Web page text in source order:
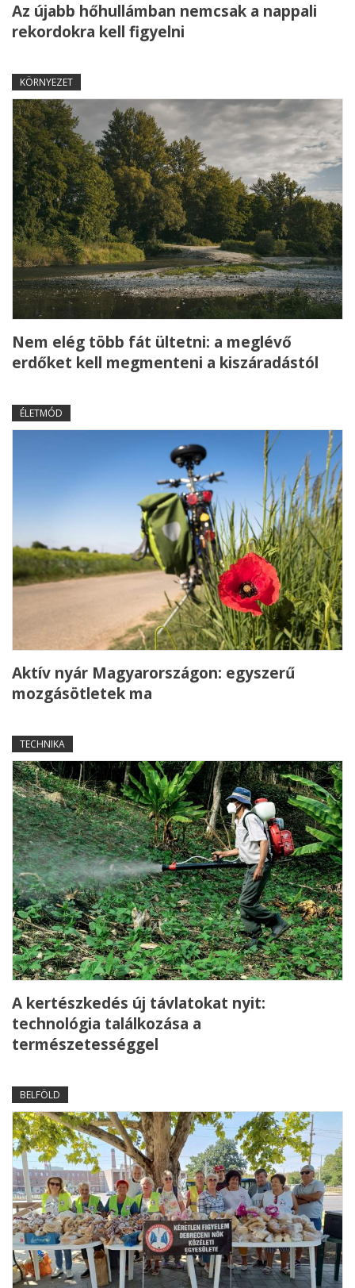
Az újabb hőhullámban nemcsak a nappali
rekordokra kell figyelni
KÖRNYEZET
Nem elég több fát ültetni: a meglévő
erdőket kell megmenteni a kiszáradástól
ÉLETMÓD
Aktív nyár Magyarországon: egyszerű
mozgásötletek ma
TECHNIKA
A kertészkedés új távlatokat nyit:
technológia találkozása a
természetességgel
BELFÖLD